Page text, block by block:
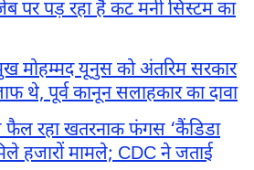
पर पड़ रहा है कट मनी सिस्टम का
मोहम्मद यूनुस को अंतरिम सरकार
थे, पूर्व कानून सलाहकार का दावा
फैल रहा खतरनाक फंगस ‘कैंडिडा
हजारों मामले; CDC ने जताई